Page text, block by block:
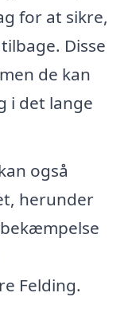
for at sikre,
Disse
de kan
i det lange
også
herunder
Felding.